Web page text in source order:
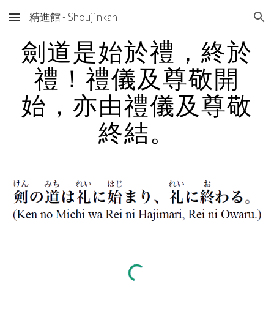
Skip to main content Skip to navigation
精進館 - Shoujinkan
劍道是始於禮，終於
禮！禮儀及尊敬開
始，亦由禮儀及尊敬
終結。